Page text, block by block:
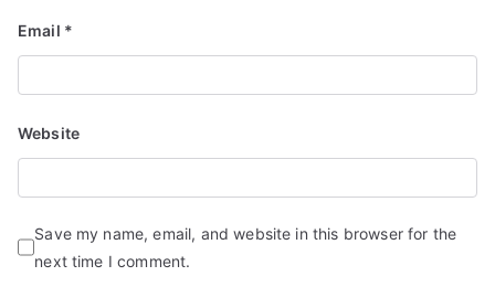
Email *
Website
Save my name, email, and website in this browser for the
next time I comment.